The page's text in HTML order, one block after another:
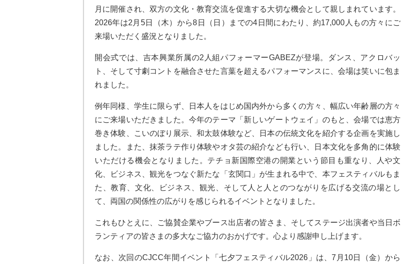
月に開催され、双方の文化・教育交流を促進する大切な機会として親しまれています。
2026年は2月5日（木）から8日（日）までの4日間にわたり、約17,000人もの方々にご
来場いただく盛況となりました。
開会式では、吉本興業所属の2人組パフォーマーGABEZが登場。ダンス、アクロバッ
ト、そして寸劇コントを融合させた言葉を超えるパフォーマンスに、会場は笑いに包ま
れました。
例年同様、学生に限らず、日本人をはじめ国内外から多くの方々、幅広い年齢層の方々
にご来場いただきました。今年のテーマ「新しいゲートウェイ」のもと、会場では恵方
巻き体験、こいのぼり展示、和太鼓体験など、日本の伝統文化を紹介する企画を実施し
ました。また、抹茶ラテ作り体験やオタ芸の紹介なども行い、日本文化を多角的に体験
いただける機会となりました。テチョ新国際空港の開業という節目も重なり、人や文
化、ビジネス、観光をつなぐ新たな「玄関口」が生まれる中で、本フェスティバルもま
た、教育、文化、ビジネス、観光、そして人と人とのつながりを広げる交流の場とし
て、両国の関係性の広がりを感じられるイベントとなりました。
これもひとえに、ご協賛企業やブース出店者の皆さま、そしてステージ出演者や当日ボ
ランティアの皆さまの多大なご協力のおかげです。心より感謝申し上げます。
なお、次回のCJCC年間イベント「七夕フェスティバル2026」は、7月10日（金）から